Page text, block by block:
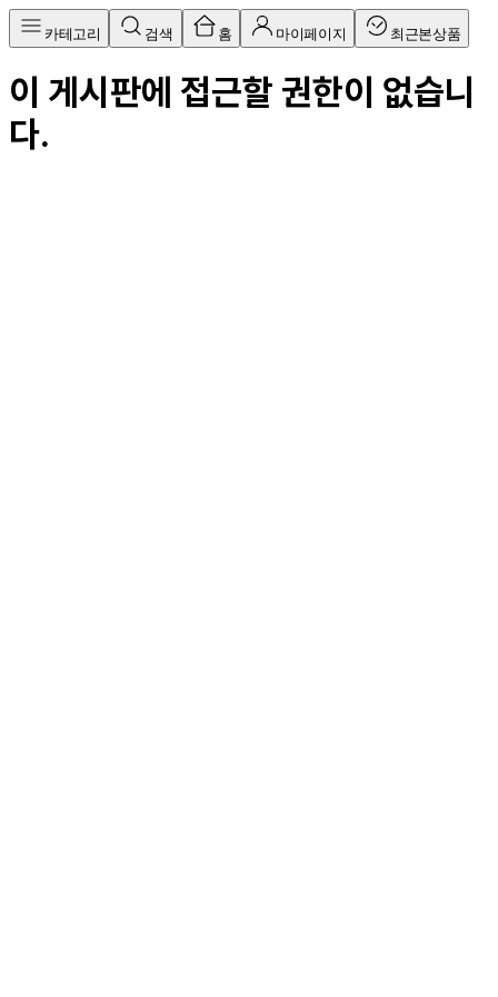
카테고리 검색 홈 마이페이지 최근본상품
이 게시판에 접근할 권한이 없습니
다.